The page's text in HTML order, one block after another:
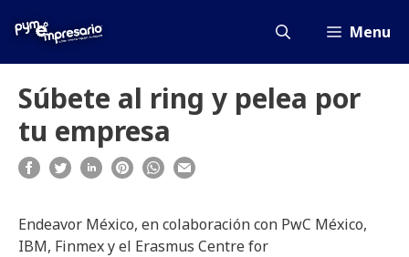
Menu
Súbete al ring y pelea por
tu empresa
Endeavor México, en colaboración con PwC México,
IBM, Finmex y el Erasmus Centre for